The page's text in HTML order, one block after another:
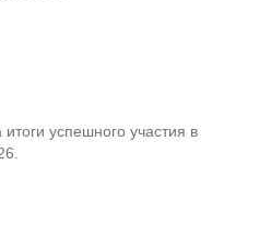
успешного участия в